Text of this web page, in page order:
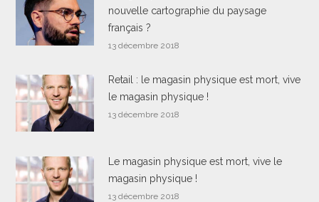
nouvelle cartographie du paysage
français ?
13 décembre 2018
Retail : le magasin physique est mort, vive
le magasin physique !
13 décembre 2018
Le magasin physique est mort, vive le
magasin physique !
13 décembre 2018